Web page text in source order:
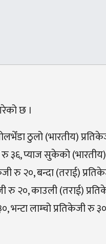
छ ।
ठुलो (भारतीय)
३६, प्याज सुकेको (भारतीय)
रु २०, बन्दा (तराई)
रु २०, काउली (तराई)
लाम्चो प्रतिकेजी रु